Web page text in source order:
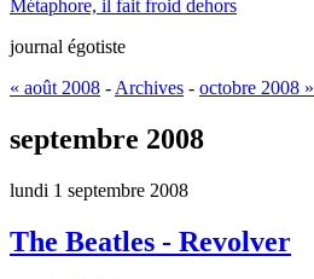
Métaphore, il fait froid dehors
journal égotiste
« août 2008 - Archives - octobre 2008 »
septembre 2008
lundi 1 septembre 2008
The Beatles - Revolver